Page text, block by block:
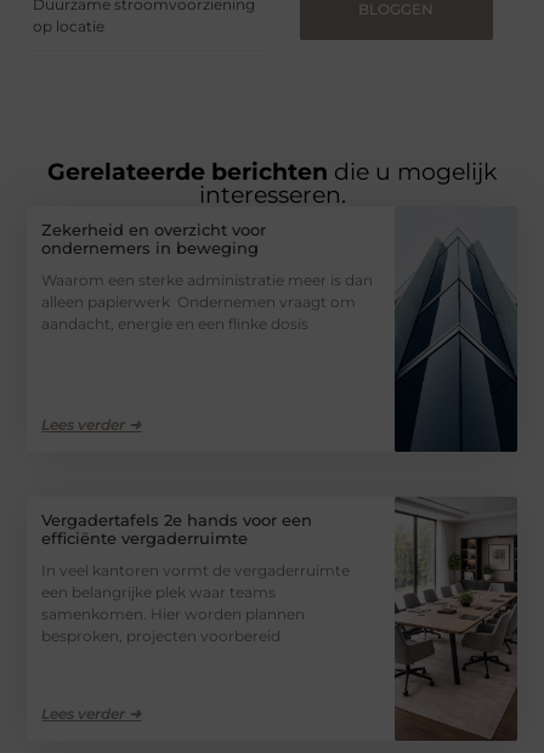
Duurzame stroomvoorziening
op locatie
BLOGGEN
Gerelateerde berichten die u mogelijk
interesseren.
Zekerheid en overzicht voor
ondernemers in beweging
Waarom een sterke administratie meer is dan
alleen papierwerk Ondernemen vraagt om
aandacht, energie en een flinke dosis
Lees verder ➜
Vergadertafels 2e hands voor een
efficiënte vergaderruimte
In veel kantoren vormt de vergaderruimte
een belangrijke plek waar teams
samenkomen. Hier worden plannen
besproken, projecten voorbereid
Lees verder ➜